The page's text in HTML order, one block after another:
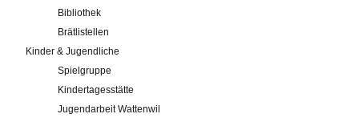
Bibliothek
Brätlistellen
Kinder & Jugendliche
Spielgruppe
Kindertagesstätte
Jugendarbeit Wattenwil